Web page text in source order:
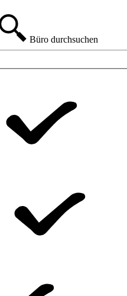
Büro durchsuchen